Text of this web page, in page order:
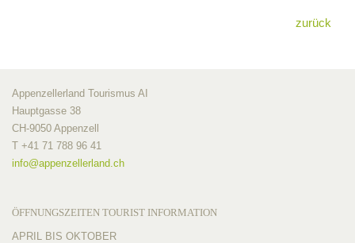
zurück
Appenzellerland Tourismus AI
Hauptgasse 38
CH-9050 Appenzell
T +41 71 788 96 41
info@appenzellerland.ch
ÖFFNUNGSZEITEN TOURIST INFORMATION
APRIL BIS OKTOBER